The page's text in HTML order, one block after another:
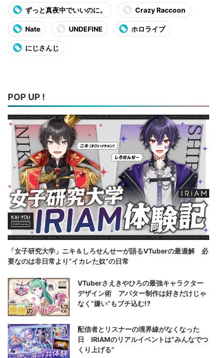
ずっと真夜中でいいのに。 Crazy Raccoon
Nate UNDEFINE ホロライブ
にじさんじ
POP UP !
「女子研究大学」ニキ＆しろせんせーが語るVTuberの最適解 必
要なのは非日常より“イカレた奴”の日常
VTuberさえきやひろの最強キャラクター
デザイン術 アバター制作は好きだけじゃ
なく“嫌い”もブチ込む!?
配信者とリスナーの境界線がなくなった
日 IRIAMのリアルイベントは“みんなでつ
くり上げる”